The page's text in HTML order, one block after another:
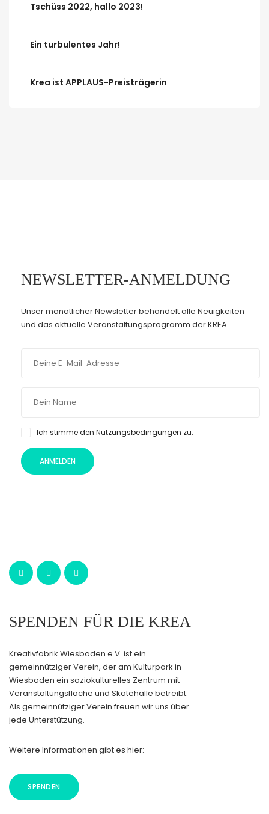
Tschüss 2022, hallo 2023!
Ein turbulentes Jahr!
Krea ist APPLAUS-Preisträgerin
NEWSLETTER-ANMELDUNG
Unser monatlicher Newsletter behandelt alle Neuigkeiten
und das aktuelle Veranstaltungsprogramm der KREA.
Ich stimme den Nutzungsbedingungen zu.
ANMELDEN
SPENDEN FÜR DIE KREA
Kreativfabrik Wiesbaden e.V. ist ein
gemeinnütziger Verein, der am Kulturpark in
Wiesbaden ein soziokulturelles Zentrum mit
Veranstaltungsfläche und Skatehalle betreibt.
Als gemeinnütziger Verein freuen wir uns über
jede Unterstützung.
Weitere Informationen gibt es hier:
SPENDEN